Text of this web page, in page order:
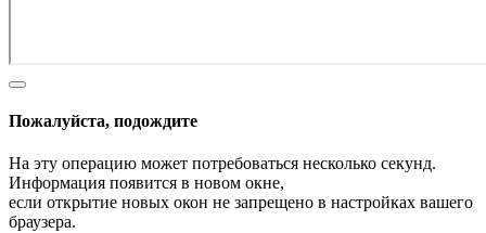
Пожалуйста, подождите
На эту операцию может потребоваться несколько секунд.
Информация появится в новом окне,
если открытие новых окон не запрещено в настройках вашего
браузера.